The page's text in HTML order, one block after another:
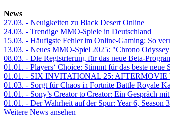
News
27.03. - Neuigkeiten zu Black Desert Online
24.03. - Trendige MMO-Spiele in Deutschland
15.03. - Häufigste Fehler im Online-Gaming: So
13.03. - Neues MMO-Spiel 2025: "Chrono
08.03. - Die Registrierung für das neue Beta-
01.01. - Players‘ Choice: Stimmt für das beste neue
01.01. - SIX INVITATIONAL 25: AFTERMOVIE
01.03. - Sorgt für Chaos in Fortnite Battle Royale
01.01. - Sony’s Creator to Creator: Ein Gespräch
01.01. - Der Wahrheit auf der Spur: Year 6,
Weitere News ansehen